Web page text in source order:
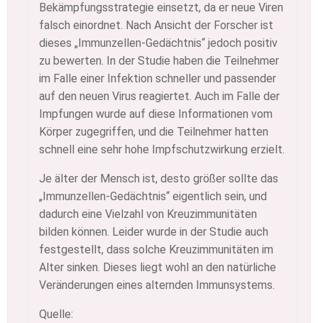
Bekämpfungsstrategie einsetzt, da er neue Viren
falsch einordnet. Nach Ansicht der Forscher ist
dieses „Immunzellen-Gedächtnis“ jedoch positiv
zu bewerten. In der Studie haben die Teilnehmer
im Falle einer Infektion schneller und passender
auf den neuen Virus reagiertet. Auch im Falle der
Impfungen wurde auf diese Informationen vom
Körper zugegriffen, und die Teilnehmer hatten
schnell eine sehr hohe Impfschutzwirkung erzielt.
Je älter der Mensch ist, desto größer sollte das
„Immunzellen-Gedächtnis“ eigentlich sein, und
dadurch eine Vielzahl von Kreuzimmunitäten
bilden können. Leider wurde in der Studie auch
festgestellt, dass solche Kreuzimmunitäten im
Alter sinken. Dieses liegt wohl an den natürliche
Veränderungen eines alternden Immunsystems.
Quelle: